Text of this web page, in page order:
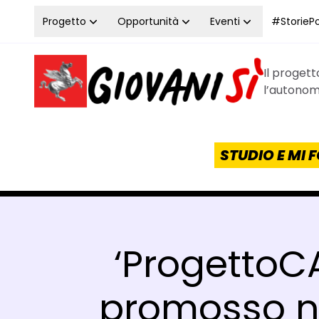
Vai al contenuto
Progetto Opportunità Eventi
Homepage Giovanisì - Progetto della Regione
Il
STUDIO E MI
promosso